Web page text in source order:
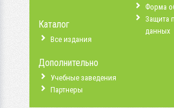
Каталог
Все издания
Дополнительно
Учебные заведения
Партнеры
Форма
Защита
данных